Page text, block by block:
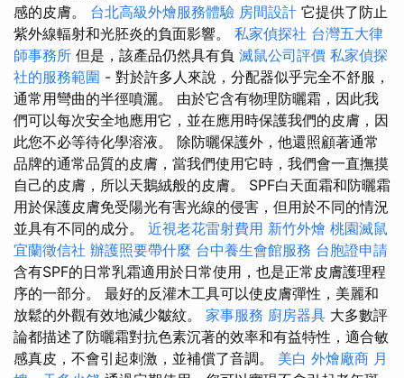
感的皮膚。 台北高級外燴服務體驗 房間設計 它提供了防止
紫外線輻射和光胚炎的負面影響。 私家偵探社 台灣五大律
師事務所 但是，該產品仍然具有負 滅鼠公司評價 私家偵探
社的服務範圍 - 對於許多人來說，分配器似乎完全不舒服，
通常用彎曲的半徑噴灑。 由於它含有物理防曬霜，因此我
們可以每次安全地應用它，並在應用時保護我們的皮膚，因
此您不必等待化學溶液。 除防曬保護外，他還照顧著通常
品牌的通常品質的皮膚，當我們使用它時，我們會一直撫摸
自己的皮膚，所以天鵝絨般的皮膚。 SPF白天面霜和防曬霜
用於保護皮膚免受陽光有害光線的侵害，但用於不同的情況
並具有不同的成分。 近視老花雷射費用 新竹外燴 桃園滅鼠
宜蘭徵信社 辦護照要帶什麼 台中養生會館服務 台胞證申請
含有SPF的日常乳霜適用於日常使用，也是正常皮膚護理程
序的一部分。 最好的反灌木工具可以使皮膚彈性，美麗和
放鬆的外觀有效地減少皺紋。 家事服務 廚房器具 大多數評
論都描述了防曬霜對抗色素沉著的效率和有益特性，適合敏
感真皮，不會引起刺激，並補償了音調。 美白 外燴廠商 月